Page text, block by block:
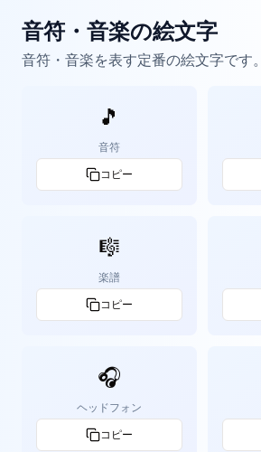
音符・音楽の絵文字
音符・音楽を表す定番の絵文字です。
🎵
音符
コピー
🎼
楽譜
コピー
🎧
ヘッドフォン
コピー